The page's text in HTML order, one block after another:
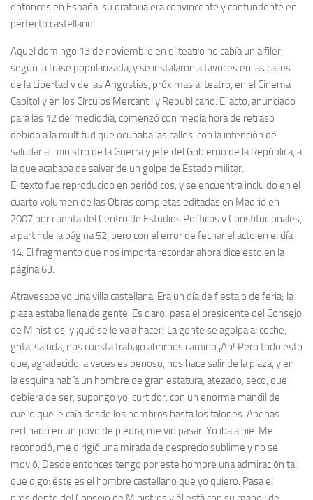
entonces en España: su oratoria era convincente y contundente en
perfecto castellano.
Aquel domingo 13 de noviembre en el teatro no cabía un alfiler,
según la frase popularizada, y se instalaron altavoces en las calles
de la Libertad y de las Angustias, próximas al teatro, en el Cinema
Capitol y en los Círculos Mercantil y Republicano. El acto, anunciado
para las 12 del mediodía, comenzó con media hora de retraso
debido a la multitud que ocupaba las calles, con la intención de
saludar al ministro de la Guerra y jefe del Gobierno de la República, a
la que acababa de salvar de un golpe de Estado militar.
El texto fue reproducido en periódicos, y se encuentra incluido en el
cuarto volumen de las Obras completas editadas en Madrid en
2007 por cuenta del Centro de Estudios Políticos y Constitucionales,
a partir de la página 52, pero con el error de fechar el acto en el día
14. El fragmento que nos importa recordar ahora dice esto en la
página 63:
Atravesaba yo una villa castellana. Era un día de fiesta o de feria; la
plaza estaba llena de gente. Es claro; pasa el presidente del Consejo
de Ministros, y ¡qué se le va a hacer! La gente se agolpa al coche,
grita, saluda, nos cuesta trabajo abrirnos camino ¡Ah! Pero todo esto
que, agradecido, a veces es penoso, nos hace salir de la plaza, y en
la esquina había un hombre de gran estatura, atezado, seco, que
debiera de ser, supongo yo, curtidor, con un enorme mandil de
cuero que le caía desde los hombros hasta los talones. Apenas
reclinado en un poyo de piedra, me vio pasar. Yo iba a pie. Me
reconoció, me dirigió una mirada de desprecio sublime y no se
movió. Desde entonces tengo por este hombre una admiración tal,
que digo: éste es el hombre castellano que yo quiero. Pasa el